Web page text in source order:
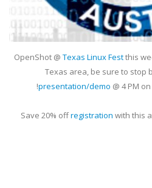
OpenShot @ Texas Linux Festthis
Texas area, be sure to stop
presentation/demo @ 4 PM
Save 20% offregistration with this